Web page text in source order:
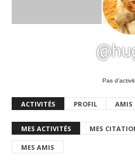
Pas
ACTIVITÉS PROFIL AMIS
MES ACTIVITÉS MES
MES AMIS